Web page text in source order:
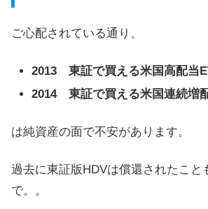
ご心配されている通り、
2013 東証で買える米国高配当
2014 東証で買える米国連続増
は純資産の面で不安があります。
過去に東証版HDVは償還されたこと
で。。